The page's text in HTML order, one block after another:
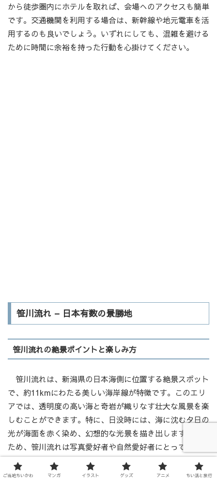
から徒歩圏内にホテルを取れば、会場へのアクセスも簡単
です。交通機関を利用する場合は、新幹線や地元電車を活
用するのも良いでしょう。いずれにしても、混雑を避ける
ために時間に余裕を持った行動を心掛けてください。
笹川流れ – 日本有数の景勝地
笹川流れの絶景ポイントと楽しみ方
笹川流れは、新潟県の日本海側に位置する絶景スポット
で、約11kmにわたる美しい海岸線が特徴です。このエリ
アでは、透明度の高い海と奇岩が織りなす壮大な風景を楽
しむことができます。特に、日没時には、海に沈む夕日の
光が海面を赤く染め、幻想的な光景を描き出します。この
ため、笹川流れは写真愛好者や自然愛好者にとって、見逃
せない観光スポットとなっています。
ご当地ちいかわ マンガ イラスト グッズ アニメ ちい活と旅行